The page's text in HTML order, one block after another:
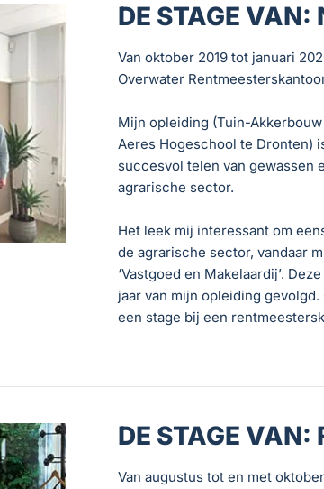
DE STAGE VAN:
Van oktober 2019 tot januari
Overwater
Mijn opleiding (Tuin-
Aeres Hogeschool te Dronten)
succesvol telen van gewassen
agrarische sector.
Het leek mij interessant om
de agrarische sector, vandaar
‘Vastgoed en Makelaardij’.
jaar van mijn opleiding
een stage bij een
DE STAGE
Van augustus tot en met